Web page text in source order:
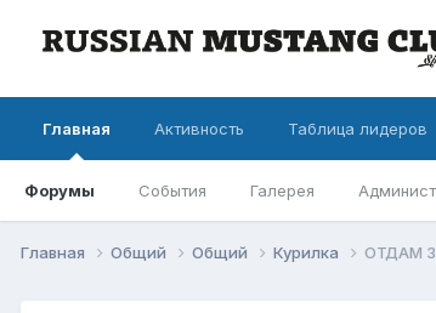
Главная
Форумы События Галерея
Активность Таблица лидеров
Главная Общий Общий Курилка ОТДАМ